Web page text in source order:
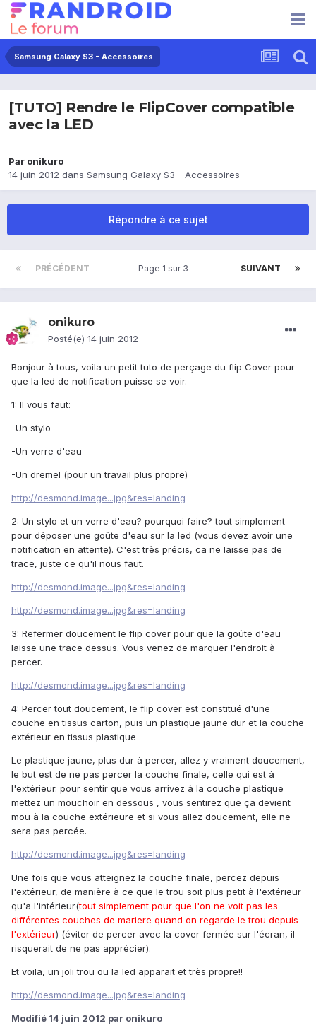
Samsung Galaxy S3 - Accessoires
[TUTO] Rendre le FlipCover compatible
avec la LED
Par onikuro
14 juin 2012 dans Samsung Galaxy S3 - Accessoires
Répondre à ce sujet
PRÉCÉDENT SUIVANT
Page 1 sur 3
onikuro
Posté(e) 14 juin 2012
Bonjour à tous, voila un petit tuto de perçage du flip Cover pour
que la led de notification puisse se voir.
1: Il vous faut:
-Un stylo
-Un verre d'eau
-Un dremel (pour un travail plus propre)
http://desmond.image...jpg&res=landing
2: Un stylo et un verre d'eau? pourquoi faire? tout simplement
pour déposer une goûte d'eau sur la led (vous devez avoir une
notification en attente). C'est très précis, ca ne laisse pas de
trace, juste ce qu'il nous faut.
http://desmond.image...jpg&res=landing
http://desmond.image...jpg&res=landing
3: Refermer doucement le flip cover pour que la goûte d'eau
laisse une trace dessus. Vous venez de marquer l'endroit à
percer.
http://desmond.image...jpg&res=landing
4: Percer tout doucement, le flip cover est constitué d'une
couche en tissus carton, puis un plastique jaune dur et la couche
extérieur en tissus plastique
Le plastique jaune, plus dur à percer, allez y vraiment doucement,
le but est de ne pas percer la couche finale, celle qui est à
l'extérieur. pour sentir que vous arrivez à la couche plastique
mettez un mouchoir en dessous , vous sentirez que ça devient
mou à la couche extérieure et si vous allez doucement, elle ne
sera pas percée.
http://desmond.image...jpg&res=landing
Une fois que vous atteignez la couche finale, percez depuis
l'extérieur, de manière à ce que le trou soit plus petit à l'extérieur
qu'a l'intérieur(tout simplement pour que l'on ne voit pas les
différentes couches de mariere quand on regarde le trou depuis
l'extérieur) (éviter de percer avec la cover fermée sur l'écran, il
risquerait de ne pas apprécier).
Et voila, un joli trou ou la led apparait et très propre!!
http://desmond.image...jpg&res=landing
Modifié 14 juin 2012 par onikuro